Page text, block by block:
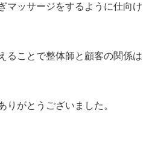
マッサージをするように仕向け
ることで整体師と顧客の関係は
りがとうございました。